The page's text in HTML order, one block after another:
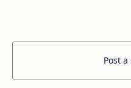
Post